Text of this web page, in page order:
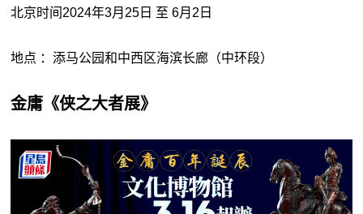
北京时间2024年3月25日 至 6月2日
地点 ：添马公园和中西区海滨长廊（中环段）
金庸《侠之大者展》